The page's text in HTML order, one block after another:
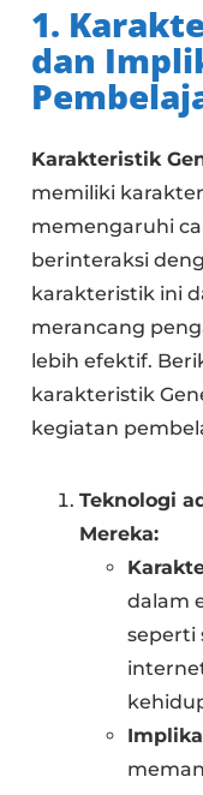
1.
dan
Karakteristik
memiliki
memengaruhi
berinteraksi
karakteristik ini
merancang
lebih efektif.
karakteristik
kegiatan
Teknologi
Mereka:
dalam
seperti